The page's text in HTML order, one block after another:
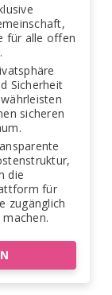
für alle offen
Sicherheit
sicheren
die
für
zugänglich
machen.